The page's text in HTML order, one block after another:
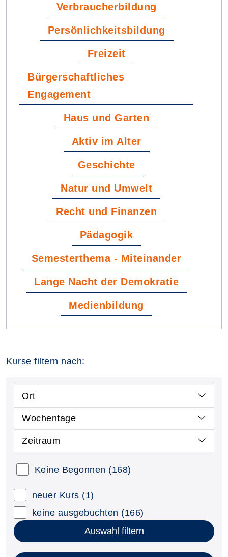
Verbraucherbildung
Persönlichkeitsbildung
Freizeit
Bürgerschaftliches
Engagement
Haus und Garten
Aktiv im Alter
Geschichte
Natur und Umwelt
Recht und Finanzen
Pädagogik
Semesterthema - Miteinander
Lange Nacht der Demokratie
Medienbildung
Kurse filtern nach:
Ort
Wochentage
Zeitraum
Keine Begonnen (168)
neuer Kurs (1)
keine ausgebuchten (166)
Auswahl filtern